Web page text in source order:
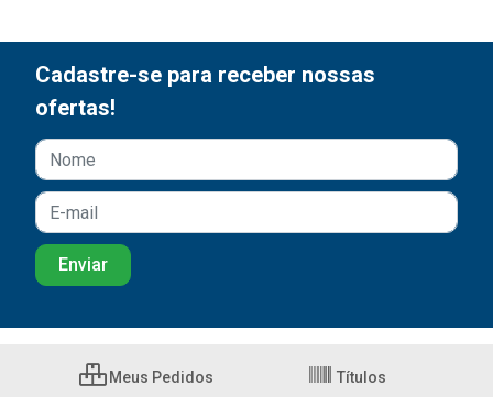
Cadastre-se para receber nossas
ofertas!
Meus Pedidos Títulos